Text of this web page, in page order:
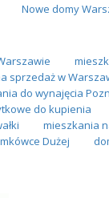
Nowe domy
sprzedaż w
do wynajęcia
do kupienia
mieszkania
Dużej